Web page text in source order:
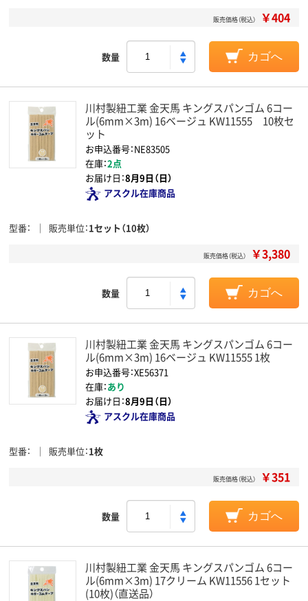
販売価格（税込） ￥404
数量 カゴへ
川村製紐工業 金天馬 キングスパンゴム 6コー
ル(6mm×3m) 16ベージュ KW11555 10枚セ
ット
お申込番号：NE83505
在庫：2点
お届け日：8月9日（日）
アスクル在庫商品
型番 販売単位 1セット（10枚）
販売価格（税込） ￥3,380
数量 カゴへ
川村製紐工業 金天馬 キングスパンゴム 6コー
ル(6mm×3m) 16ベージュ KW11555 1枚
お申込番号：XE56371
在庫：あり
お届け日：8月9日（日）
アスクル在庫商品
型番 販売単位 1枚
販売価格（税込） ￥351
数量 カゴへ
川村製紐工業 金天馬 キングスパンゴム 6コー
ル(6mm×3m) 17クリーム KW11556 1セット
(10枚)（直送品）